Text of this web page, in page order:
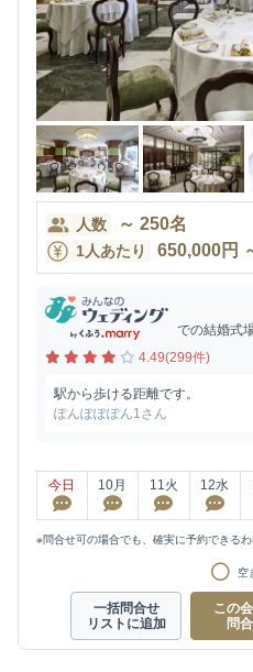
人数 ～ 250名
1人あたり 650,000円
での結婚式
4.49(299件)
駅から歩ける距離です。
ぽんぽぽぽん1さん
今日 10月 11 火 12水
※問合せ可の場合でも、確実に予約できるわ
空
一括問合せ
リストに追加
この
問